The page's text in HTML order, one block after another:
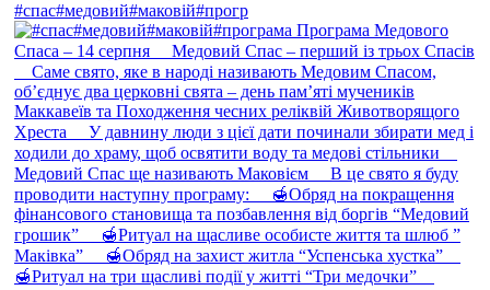
#спас#медовий#маковій#прогр